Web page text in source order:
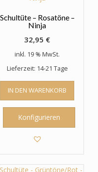
Schultüte – Rosatöne –
Ninja
32,95 €
inkl. 19 % MwSt.
Lieferzeit: 14-21 Tage
IN DEN WARENKORB
Konfigurieren